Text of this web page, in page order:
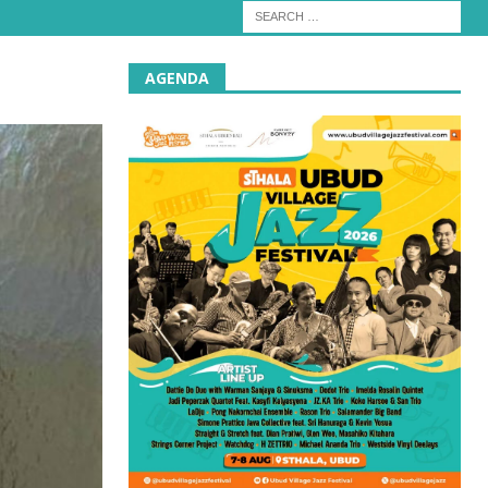
AGENDA